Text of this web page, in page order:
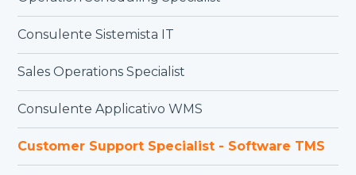
Consulente Sistemista IT
Sales Operations Specialist
Consulente Applicativo WMS
Customer Support Specialist - Software TMS